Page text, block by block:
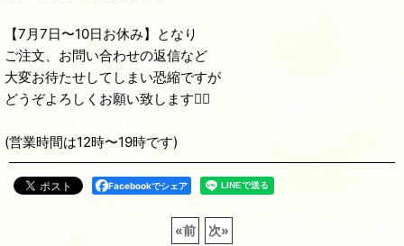
【7月7日〜10日お休み】となり
ご注文、お問い合わせの返信など
大変お待たせしてしまい恐縮ですが
どうぞよろしくお願い致します🙇‍♀️
(営業時間は12時〜19時です)
Facebookでシェア
«前 次»